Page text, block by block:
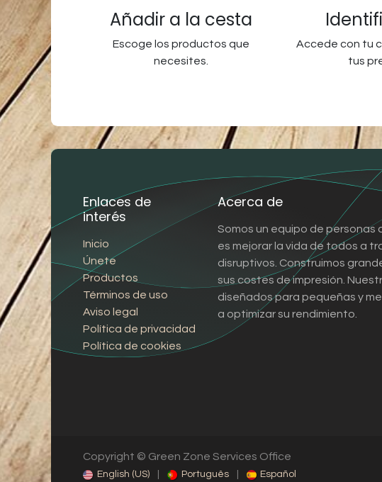
Añadir a la cesta
Escoge los productos que
necesites.
Accede con tu
tus
Enlaces de
interés
Inicio
Únete
Productos
Términos de uso
Aviso legal
Política de privacidad
Política de cookies
Acerca de
Somos un equipo de
es mejorar la vida de todos a
disruptivos. Construimos
sus costes de impresión.
diseñados para pequeñas y
a optimizar su rendimiento.
Copyright © Green Zone Services Office
English (US) Português Español